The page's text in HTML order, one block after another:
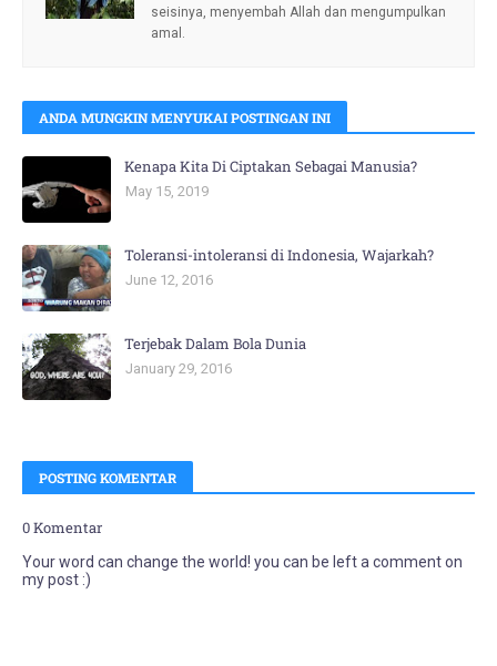
seisinya, menyembah Allah dan mengumpulkan
amal.
ANDA MUNGKIN MENYUKAI POSTINGAN INI
Kenapa Kita Di Ciptakan Sebagai Manusia?
May 15, 2019
Toleransi-intoleransi di Indonesia, Wajarkah?
June 12, 2016
Terjebak Dalam Bola Dunia
January 29, 2016
POSTING KOMENTAR
0 Komentar
Your word can change the world! you can be left a comment on
my post :)